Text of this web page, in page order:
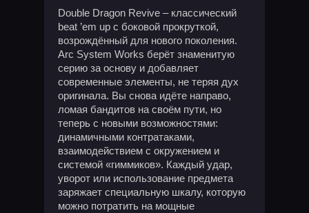
Double Dragon Revive – классический
beat ’em up с боковой прокруткой,
возрождённый для нового поколения.
Arc System Works берёт знаменитую
серию за основу и добавляет
современные элементы, не теряя дух
оригинала. Вы снова идёте направо,
ломая бандитов на своём пути, но
теперь с новыми возможностями:
динамичными контратаками,
взаимодействием с окружением и
системой «гиммиков». Каждый удар,
уворот или использование предмета
заряжает специальную шкалу, которую
можно потратить на мощные